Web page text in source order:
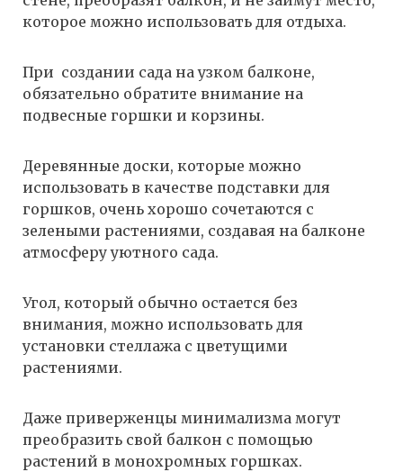
которое можно использовать для отдыха.
При создании сада на узком балконе,
обязательно обратите внимание на
подвесные горшки и корзины.
Деревянные доски, которые можно
использовать в качестве подставки для
горшков, очень хорошо сочетаются с
зелеными растениями, создавая на балконе
атмосферу уютного сада.
Угол, который обычно остается без
внимания, можно использовать для
установки стеллажа с цветущими
растениями.
Даже приверженцы минимализма могут
преобразить свой балкон с помощью
растений в монохромных горшках.